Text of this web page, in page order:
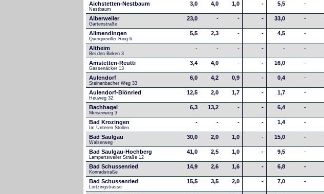
Aichstetten-Nestbaum
Nestbaum
3,0 4,0 1,0 - 5,5 -
Alberweiler
Gartenstraße
23,0 - - - 33,0 -
Allmendingen
Querqueviller Ring 6
5,5 2,3 - - 4,5 -
Altheim
Bei den Birken 3
- - - - - -
Amstetten-Reutti
Gassenäcker 13
3,4 4,0 - - 16,0 -
Aulendorf
Steinenbacher Weg 33
6,0 4,2 0,9 - 0,4 -
Aulendorf-Blönried
Heuweg 32
12,5 2,0 1,7 - 1,7 -
Bachhagel
Meisenweg 3
6,3 13,2 - - 6,4 -
Bad Krozingen
Im Unteren Stollen
- - - - 1,4 -
Bad Saulgau
Walserweg
30,0 2,0 1,0 - 15,0 -
Bad Saulgau-Hochberg
Lampertsweiler Straße 12
41,0 2,5 1,0 - 9,5 -
Bad Schussenried
Konradstraße
14,9 2,6 1,6 - 6,8 -
Bad Schussenried
Lortzingstrasse
15,5 3,5 2,0 - 7,0 -